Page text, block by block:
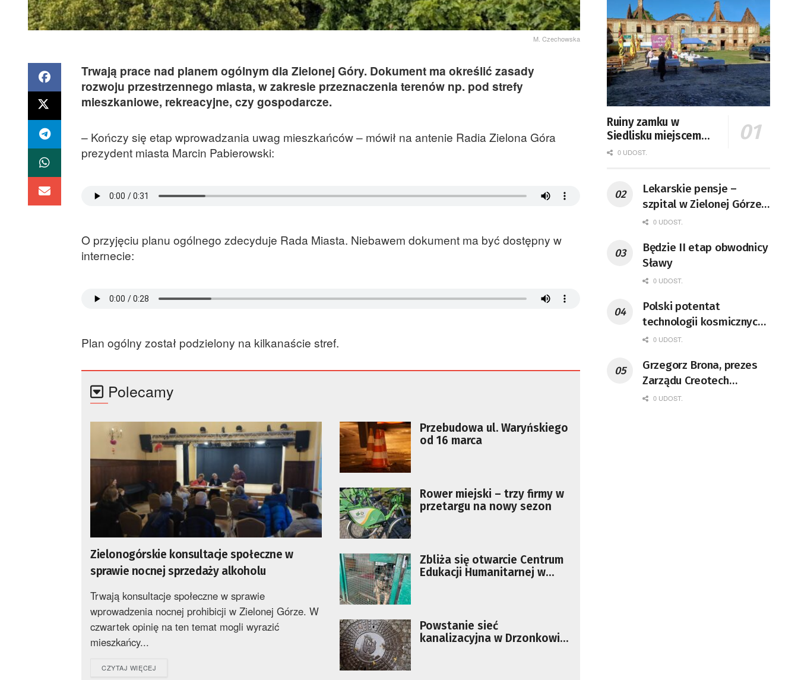
M. Czechowska
Trwają prace nad planem ogólnym dla Zielonej Góry. Dokument ma określić zasady
rozwoju przestrzennego miasta, w zakresie przeznaczenia terenów np. pod strefy
mieszkaniowe, rekreacyjne, czy gospodarcze.
– Kończy się etap wprowadzania uwag mieszkańców – mówił na antenie Radia Zielona Góra
prezydent miasta Marcin Pabierowski:
O przyjęciu planu ogólnego zdecyduje Rada Miasta. Niebawem dokument ma być dostępny w
internecie:
Plan ogólny został podzielony na kilkanaście stref.
Polecamy
Zielonogórskie konsultacje społeczne w
sprawie nocnej sprzedaży alkoholu
Trwają konsultacje społeczne w sprawie
wprowadzenia nocnej prohibicji w Zielonej Górze. W
czwartek opinię na ten temat mogli wyrazić
mieszkańcy...
CZYTAJ WIĘCEJ
Przebudowa ul. Waryńskiego
od 16 marca
Rower miejski – trzy firmy w
przetargu na nowy sezon
Zbliża się otwarcie Centrum
Edukacji Humanitarnej w
Powstanie sieć
kanalizacyjna w Drzonkowie.
Ruiny zamku w
Siedlisku miejscem
święta plonów
0 UDOST.
Lekarskie pensje –
szpital w Zielonej Górze
podaje dane
0 UDOST.
Będzie II etap obwodnicy
Sławy
0 UDOST.
Polski potentat
technologii kosmicznych
wprowadzi się do Zielonej
0 UDOST.
Grzegorz Brona, prezes
Zarządu Creotech
Instruments S.A. Fizyk,
0 UDOST.